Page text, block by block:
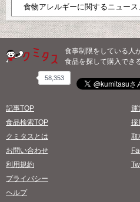
食物アレルギーに関するニュース
食事制限をしている人
食品を探して購入でき
58,353
記事TOP
食品検索TOP
クミタスとは
お問い合わせ
利用規約
プライバシー
ヘルプ
運
採
取